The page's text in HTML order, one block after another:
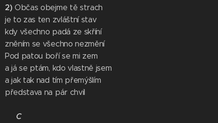
2)Občas obejme tě strach
je to zas ten zvláštní stav
kdy všechno padá ze skříní
zněním se všechno nezmění
Pod patou boří se mi zem
a já se ptám, kdo vlastně jsem
a jak tak nad tím přemýšlím
představa na pár chvil
C